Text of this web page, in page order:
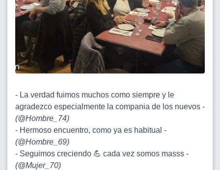
- La verdad fuimos muchos como siempre y le
agradezco especialmente la compania de los nuevos -
(@Hombre_74)
- Hermoso encuentro, como ya es habitual -
(@Hombre_69)
- Seguimos creciendo 💪 cada vez somos masss -
(@Mujer_70)